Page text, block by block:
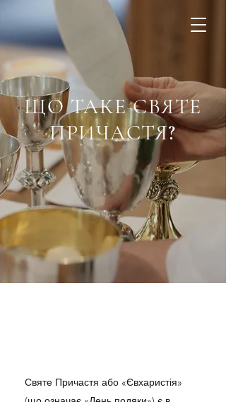
ЩО ТАКЕ СВЯТЕ
ПРИЧАСТЯ?
Святе Причастя або «Євхаристія»